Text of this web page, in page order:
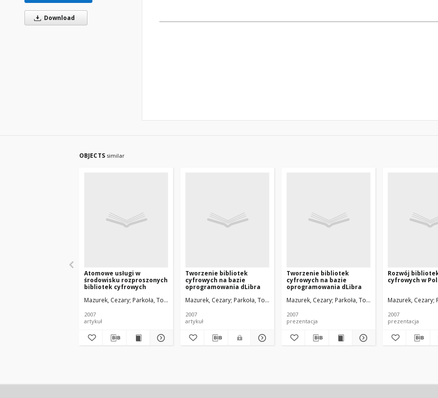
Download
OBJECTS similar
Atomowe usługi w
środowisku rozproszonych
bibliotek cyfrowych
Mazurek, Cezary Parkoła, Tomasz Werla, Marcin
2007
artykuł
Tworzenie bibliotek
cyfrowych na bazie
oprogramowania dLibra
Mazurek, Cezary Parkoła, Tomasz Werla, Marcin
2007
artykuł
Tworzenie bibliotek
cyfrowych na bazie
oprogramowania dLibra
Mazurek, Cezary Parkoła, Tomasz Werla, Marcin
2007
prezentacja
Rozwój
cyfrowych w
Mazurek, Cezary
2007
prezentacja